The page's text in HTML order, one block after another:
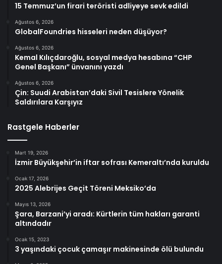
15 Temmuz’un firari teröristi adliyeye sevk edildi
Ağustos 6, 2026
GlobalFoundries hisseleri neden düşüyor?
Ağustos 6, 2026
Kemal Kılıçdaroğlu, sosyal medya hesabına “CHP
Genel Başkanı” ünvanını yazdı
Ağustos 6, 2026
Çin: Suudi Arabistan’daki Sivil Tesislere Yönelik
Saldırılara Karşıyız
Rastgele Haberler
Mart 19, 2026
İzmir Büyükşehir’in iftar sofrası Kemeraltı’nda kuruldu
Ocak 17, 2026
2025 Alebrijes Geçit Töreni Meksiko’da
Mayıs 13, 2026
Şara, Barzani’yi aradı: Kürtlerin tüm hakları garanti
altındadır
Ocak 15, 2023
3 yaşındaki çocuk çamaşır makinesinde ölü bulundu